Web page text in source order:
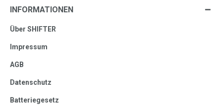
INFORMATIONEN
Über SHIFTER
Impressum
AGB
Datenschutz
Batteriegesetz